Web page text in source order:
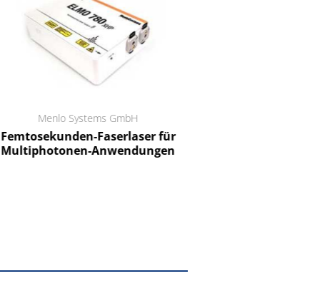
Menlo Systems GmbH
Femtosekunden-Faserlaser für
Multiphotonen-Anwendungen